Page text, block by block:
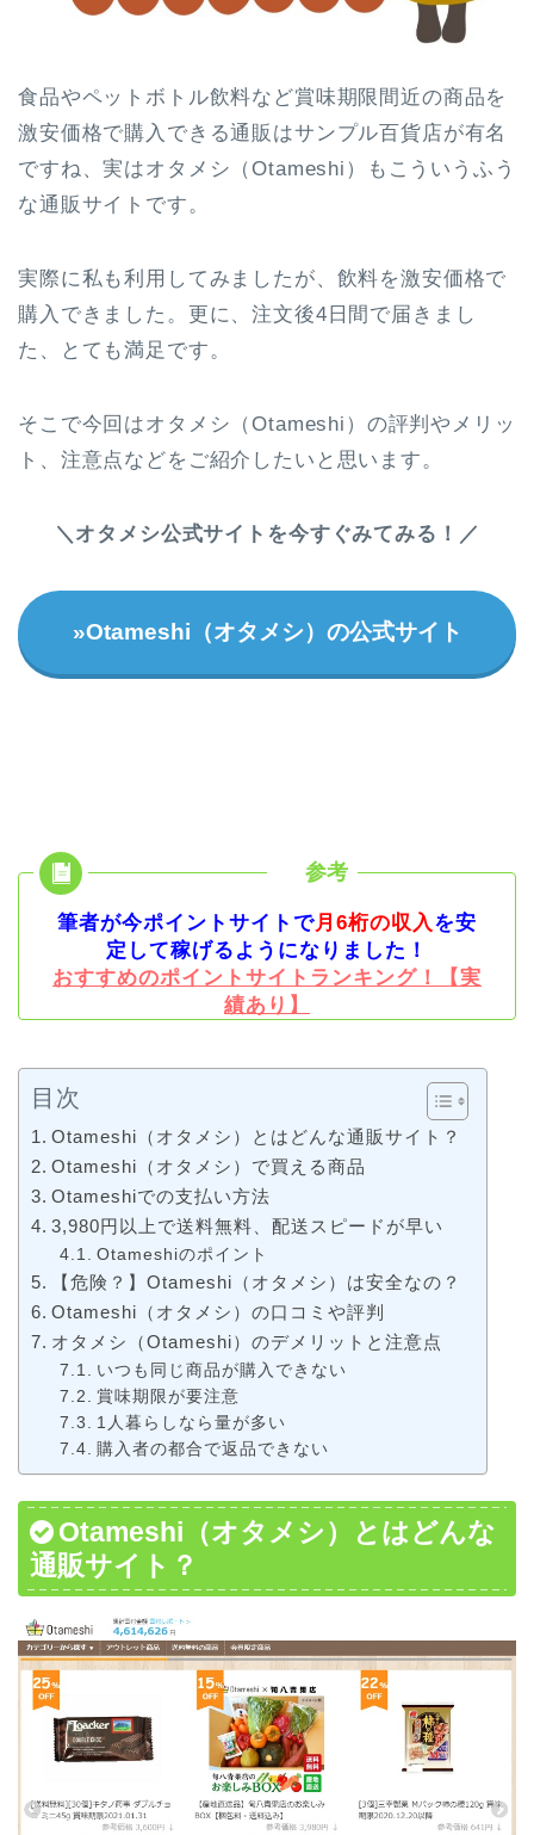
食品やペットボトル飲料など賞味期限間近の商品を
激安価格で購入できる通販はサンプル百貨店が有名
ですね、実はオタメシ（Otameshi）もこういうふう
な通販サイトです。
実際に私も利用してみましたが、飲料を激安価格で
購入できました。更に、注文後4日間で届きまし
た、とても満足です。
そこで今回はオタメシ（Otameshi）の評判やメリッ
ト、注意点などをご紹介したいと思います。
＼オタメシ公式サイトを今すぐみてみる！／
»Otameshi（オタメシ）の公式サイト
筆者が今ポイントサイトで月6桁の収入 を安
定して稼げるようになりました！
おすすめのポイントサイトランキング！【実
績あり】
目次
Otameshi（オタメシ）とはどんな通販サイト？
Otameshi（オタメシ）で買える商品
Otameshiでの支払い方法
3,980円以上で送料無料、配送スピードが早い
Otameshiのポイント
【危険？】Otameshi（オタメシ）は安全なの？
Otameshi（オタメシ）の口コミや評判
オタメシ（Otameshi）のデメリットと注意点
いつも同じ商品が購入できない
賞味期限が要注意
1人暮らしなら量が多い
購入者の都合で返品できない
Otameshi（オタメシ）とはどんな
通販サイト？